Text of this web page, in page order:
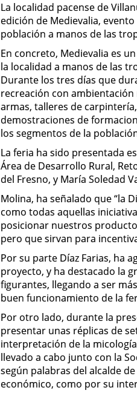
La localidad pacense de
edición de Medievalia,
población a manos de las
En concreto, Medievalia es
la localidad a manos de las
Durante los tres días que
recreación con
armas, talleres de
demostraciones de
los segmentos de la
La feria ha sido presentada
Área de Desarrollo Rural,
del Fresno, y María Soledad
Molina, ha señalado que “la
como todas aquellas
posicionar nuestros
pero que sirvan para
Por su parte Díaz Farias, ha
proyecto, y ha destacado la
figurantes, llegando a ser
buen funcionamiento de la
Por otro lado, durante la
presentar unas réplicas de
interpretación de la
llevado a cabo junto con la
según palabras del alcalde
económico, como por su